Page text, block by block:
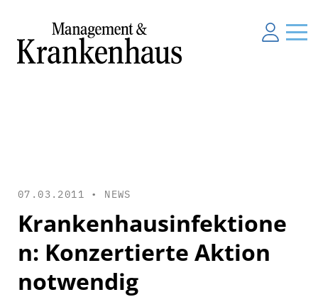
07.03.2011 • NEWS
Krankenhausinfektione
n: Konzertierte Aktion
notwendig